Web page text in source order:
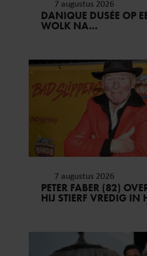
7 augustus 2026
DANIQUE DUSÉE OP
WOLK NA
7 augustus 2026
PETER FABER (82)
HIJ STIERF VREDIG IN